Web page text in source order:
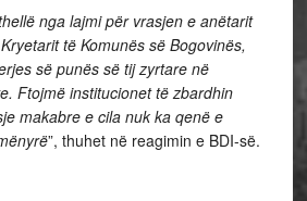
nga lajmi për vrasjen e anëtarit
të Komunës së Bogovinës,
së punës së tij zyrtare në
Ftojmë institucionet të zbardhin
makabre e cila nuk ka qenë e
”, thuhet në reagimin e BDI-së.